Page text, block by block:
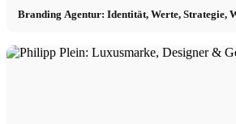
Branding Agentur: Identität, Werte, Strategie,